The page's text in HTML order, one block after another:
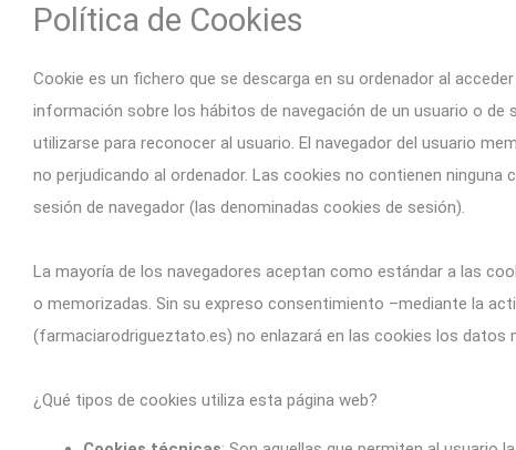
Política de Cookies
Cookie es un fichero que se descarga en su ordenador al
información sobre los hábitos de navegación de un usuario o de
utilizarse para reconocer al usuario. El navegador del usuario
no perjudicando al ordenador. Las cookies no contienen
sesión de navegador (las denominadas cookies de sesión).
La mayoría de los navegadores aceptan como estándar a las
o memorizadas. Sin su expreso consentimiento –mediante la
(farmaciarodrigueztato.es) no enlazará en las cookies los
¿Qué tipos de cookies utiliza esta página web?